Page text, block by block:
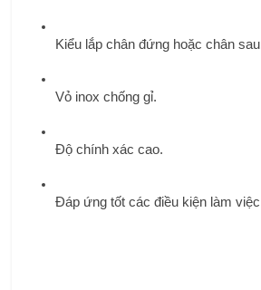
Kiểu lắp chân đứng hoặc chân
Vỏ inox chống gỉ.
Độ chính xác cao.
Đáp ứng tốt các điều kiện làm